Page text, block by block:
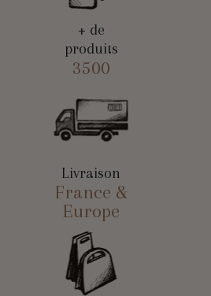
+ de
produits
3500
Livraison
France &
Europe